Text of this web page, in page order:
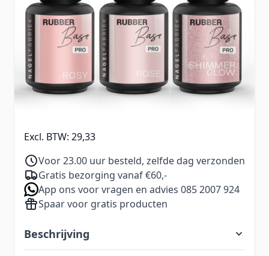
uitstraling.
Informeer mij wanneer dit product op
voorraad is
€ 39,47
Excl. BTW:€ 32,62
Excl. BTW: 29,33
Voor 23.00 uur besteld, zelfde dag verzonden
Gratis bezorging vanaf €60,-
App ons voor vragen en advies 085 2007 924
Spaar voor gratis producten
Beschrijving